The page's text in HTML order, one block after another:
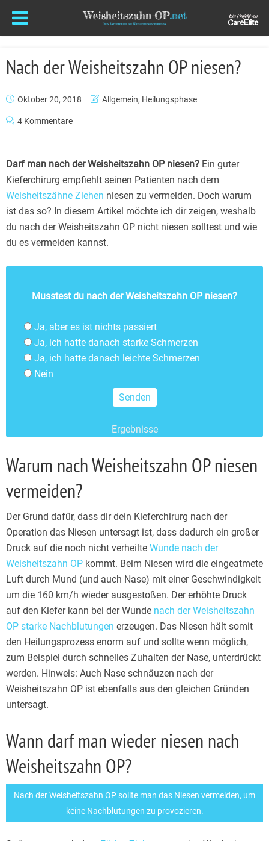
Nach der Weisheitszahn OP niesen?
Oktober 20, 2018 Allgemein, Heilungsphase
4 Kommentare
Darf man nach der Weisheitszahn OP niesen? Ein guter
Kieferchirurg empfiehlt seinen Patienten nach dem
Weisheitszähne Ziehen niesen zu vermeiden. Doch warum
ist das so? In diesem Artikel möchte ich dir zeigen, weshalb
du nach der Weisheitszahn OP nicht niesen solltest und wie
du es vermeiden kannst.
Musstest du nach der Weisheitszahn OP niesen?
Ja, aber es ist nichts passiert
Ja, ich hatte danach starke Schmerzen
Ja, ich hatte danach leichte Schmerzen
Nein
Ergebnisse
Warum nach Weisheitszahn OP niesen
vermeiden?
Der Grund dafür, dass dir dein Kieferchirurg nach der
Operation das Niesen untersagt ist, dass dadurch ein großer
Druck auf die noch nicht verheilte Wunde nach der
Weisheitszahn OP kommt. Beim Niesen wird die eingeatmete
Luft durch Mund (und auch Nase) mit einer Geschwindigkeit
um die 160 km/h wieder ausgestoßen. Der erhöhte Druck
auf den Kiefer kann bei der Wunde nach der Weisheitszahn
OP starke Nachblutungen erzeugen. Das Niesen hält somit
den Heilungsprozess enorm auf und sollte wenn möglich,
zum Beispiel durch schnelles Zuhalten der Nase, unterdrückt
werden. Hinweis: Auch Nase schnäuzen nach der
Weisheitszahn OP ist ebenfalls aus den gleichen Gründen
untersagt.
Wann darf man wieder niesen nach
Weisheitszahn OP?
Nach der Weisheitszahn OP sollte man das Niesen vermeiden, um
keine Nachblutungen zu provozieren.